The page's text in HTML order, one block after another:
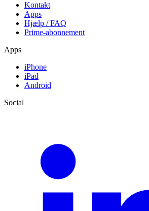
Kontakt
Apps
Hjælp / FAQ
Prime-abonnement
Apps
iPhone
iPad
Android
Social